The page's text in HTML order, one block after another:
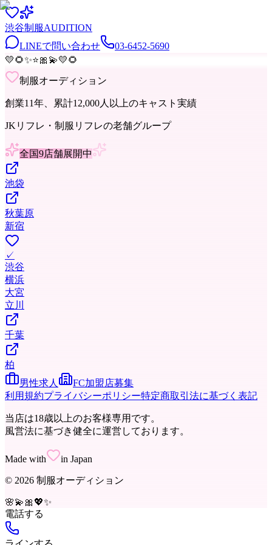
渋谷制服AUDITION
LINEで問い合わせ
03-6452-5690
💛🌻✨⭐🎀 💫💛🌻
制服オーディション
創業11年、累計12,000人以上のキャスト実績
JKリフレ・制服リフレの老舗グループ
全国9店舗展開中
池袋
秋葉原
新宿
✓
渋谷
横浜
大宮
立川
千葉
柏
男性求人
FC加盟店募集
利用規約プライバシーポリシー特定商取引法に基づく表記
当店は18歳以上のお客様専用です。
風営法に基づき健全に運営しております。
Made with in Japan
© 2026 制服オーディション
🌸💫 🎀 💖✨
電話する